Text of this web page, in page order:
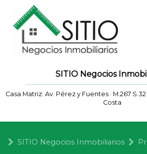
SITIO Negocios
Casa Matriz: Av. Pérez y Fuentes · M.267
Costa
SITIO Negocios Inmobiliarios